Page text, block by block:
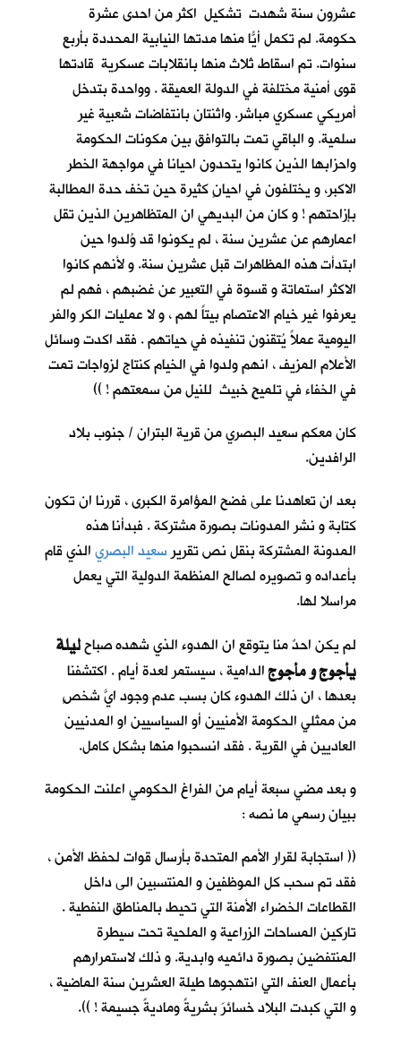
عشرون سنة شهدت تشكيل اكثر من احدى عشرة
حكومة. لم تكمل أيّاً منها مدتها النيابية المحددة بأربع
سنوات. تم اسقاط ثلاث منها بانقلابات عسكرية قادتها
قوى أمنية مختلفة في الدولة العميقة . وواحدة بتدخل
أمريكي عسكري مباشر. واثنتان بانتفاضات شعبية غير
سلمية. و الباقي تمت بالتوافق بين مكونات الحكومة
واحزابها الذين كانوا يتحدون احيانا في مواجهة الخطر
الاكبر، و يختلفون في احيانٍ كثيرة حين تخف حدة المطالبة
بإزاحتهم ! و كان من البديهي ان المتظاهرين الذين تقل
اعمارهم عن عشرين سنة ، لم يكونوا قد وُلدوا حين
ابتدأت هذه المظاهرات قبل عشرين سنة. و لأنهم كانوا
الاكثر استماتة و قسوة في التعبير عن غضبهم ، فهم لم
يعرفوا غير خيام الاعتصام بيتاً لهم ، و لا عمليات الكر والفر
اليومية عملاً يُتقنون تنفيذه في حياتهم . فقد اكدت وسائل
الأعلام المزيف ، انهم ولدوا في الخيام كنتاج لزواجات تمت
في الخفاء في تلميحٍ خبيث للنيل من سمعتهم ! ))
كان معكم سعيد البصري من قرية البتران / جنوب بلاد
الرافدين.
بعد ان تعاهدنا على فضح المؤامرة الكبرى ، قررنا ان تكون
كتابة و نشر المدونات بصورة مشتركة . فبدأنا هذه
المدونة المشتركة بنقل نص تقريرسعيد البصريالذي قام
بأعداده و تصويره لصالح المنظمة الدولية التي يعمل
مراسلا لها.
لم يكن احدٌ منا يتوقع ان الهدوء الذي شهده صباحليلة
يأجوج و مأجوجالدامية ، سيستمر لعدة أيام . اكتشفنا
بعدها ، ان ذلك الهدوء كان بسب عدم وجود ايَّ شخصٍ
من ممثلي الحكومة الأمنيين أو السياسيين او المدنيين
العاديين في القرية . فقد انسحبوا منها بشكل كامل.
و بعد مضي سبعة أيام من الفراغ الحكومي اعلنت الحكومة
ببيان رسمي ما نصه :
(( استجابة لقرار الأمم المتحدة بأرسال قوات لحفظ الأمن ،
فقد تم سحب كل الموظفين و المنتسبين الى داخل
القطاعات الخضراء الأمنة التي تحيط بالمناطق النفطية .
تاركين المساحات الزراعية و الملحية تحت سيطرة
المنتفضين بصورة دائميه وابدية. و ذلك لاستمرارهم
بأعمال العنف التي انتهجوها طيلة العشرين سنة الماضية ،
و التي كبدت البلاد خسائرَ بشريةً وماديةً جسيمة ! )).